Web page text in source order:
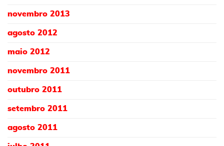
novembro 2013
agosto 2012
maio 2012
novembro 2011
outubro 2011
setembro 2011
agosto 2011